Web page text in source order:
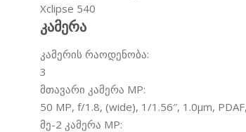
Xclipse 540
კამერა
კამერის რაოდენობა:
3
მთავარი კამერა MP:
50 MP, f/1.8, (wide), 1/1.56″, 1.0µm,
მე-2 კამერა MP: